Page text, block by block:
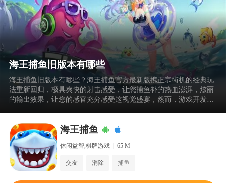
海王捕鱼旧版本有哪些
海王捕鱼旧版本有哪些？海王捕鱼官方最新版携正宗街机的经典玩
法重新回归，极具爽快的射击感受，让您捕鱼补的热血澎湃，炫丽
的输出效果，让您的感官充分感受这视觉盛宴，然而，游戏开发商
港后，您将收获一大笔报酬，这些报酬将在以后的捕鱼生涯中起着
重要的作用。
海王捕鱼
休闲益智,棋牌游戏 | 65 M
交友 消除 捕鱼